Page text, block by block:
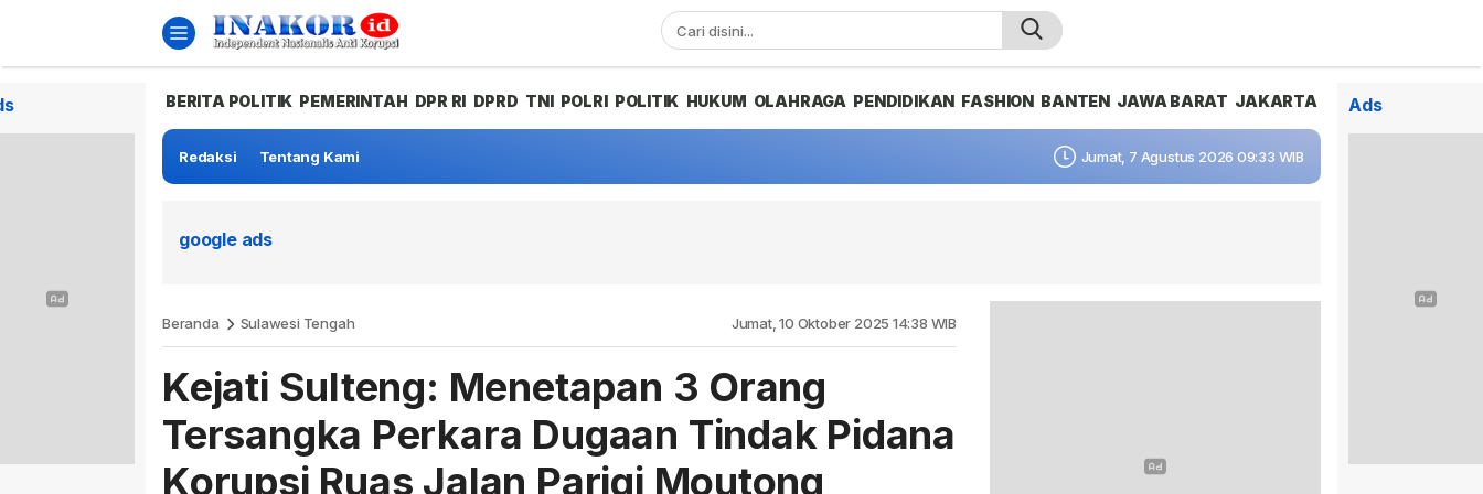
BERITA POLITIK PEMERINTAH DPR RI DPRD TNI POLRI POLITIK HUKUM OLAHRAGA PENDIDIKAN FASHION BANTEN JAWA BARAT JAKARTA
Redaksi Tentang Kami Jumat, 7 Agustus 2026 09:33 WIB
google ads
Beranda Sulawesi Tengah Jumat, 10 Oktober 2025 14:38 WIB
Kejati Sulteng: Menetapan 3 Orang
Tersangka Perkara Dugaan Tindak Pidana
Korupsi Ruas Jalan Parigi Moutong
Ads